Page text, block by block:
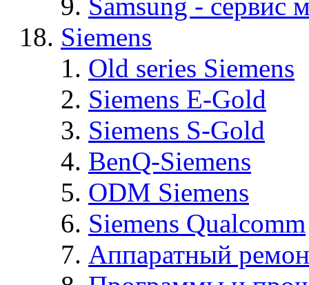
Samsung - cервис
Siemens
Old series Siemens
Siemens E-Gold
Siemens S-Gold
BenQ-Siemens
ODM Siemens
Siemens Qualcomm
Аппаратный